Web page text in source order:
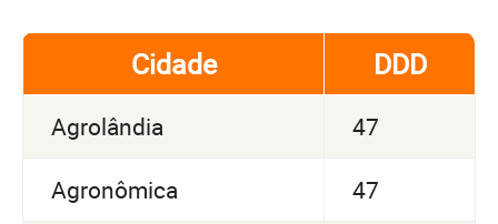
Cidade DDD
Agrolândia 47
Agronômica 47